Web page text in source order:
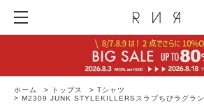
ホーム > トップス > Tシャツ
> M2309 JUNK STYLEKILLERSスラブちびラグラン